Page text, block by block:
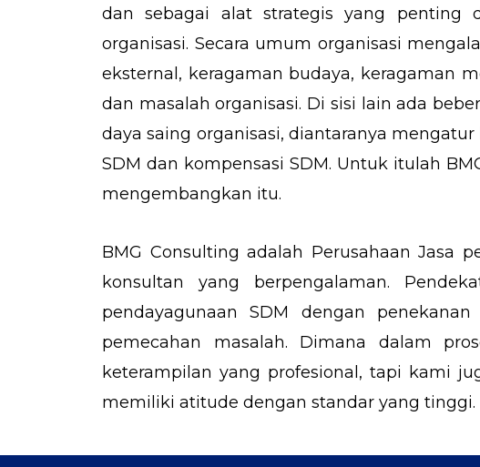
dan sebagai alat strategis yang penting
organisasi. Secara umum organisasi
eksternal, keragaman budaya, keragaman
dan masalah organisasi. Di sisi lain ada
daya saing organisasi, diantaranya
SDM dan kompensasi SDM. Untuk itulah
mengembangkan itu.
BMG Consulting adalah Perusahaan Jasa
konsultan yang berpengalaman.
pendayagunaan SDM dengan
pemecahan masalah. Dimana dalam
keterampilan yang profesional, tapi kami
memiliki atitude dengan standar yang tinggi.